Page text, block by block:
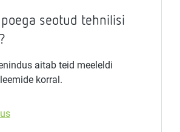
seotud tehnilisi
aitab teid meeleldi
korral.